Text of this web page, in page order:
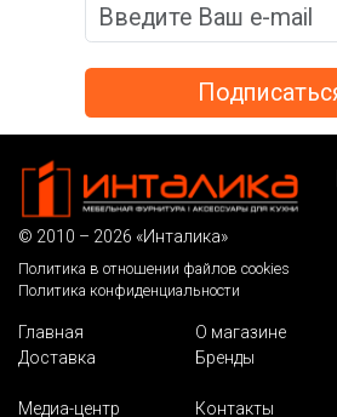
© 2010 – 2026 «Инталика»
Политика в отношении файлов cookies
Политика конфиденциальности
Главная О магазине
Доставка
Бренды
Медиа-центр
Контакты